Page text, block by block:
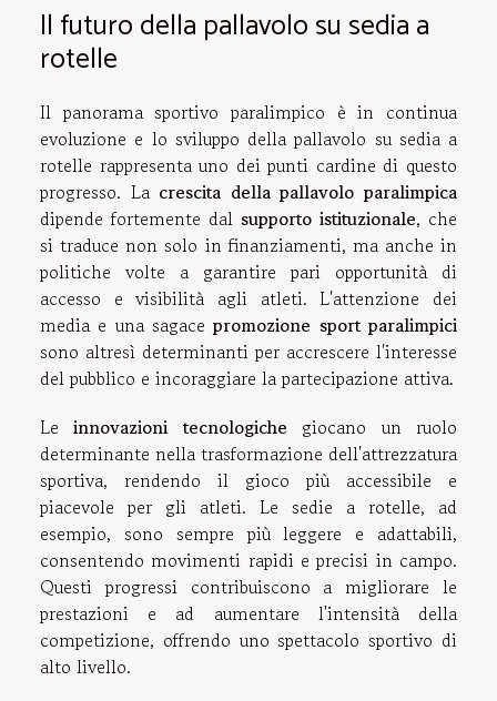
Il futuro della pallavolo su sedia a
rotelle
Il panorama sportivo paralimpico è in continua
evoluzione e lo sviluppo della pallavolo su sedia a
rotelle rappresenta uno dei punti cardine di questo
progresso. La crescita della pallavolo paralimpica
dipende fortemente dal supporto istituzionale, che
si traduce non solo in finanziamenti, ma anche in
politiche volte a garantire pari opportunità di
accesso e visibilità agli atleti. L'attenzione dei
media e una sagacepromozione sport paralimpici
sono altresì determinanti per accrescere l'interesse
del pubblico e incoraggiare la partecipazione attiva.
Leinnovazioni tecnologiche giocano un ruolo
determinante nella trasformazione dell'attrezzatura
sportiva, rendendo il gioco più accessibile e
piacevole per gli atleti. Le sedie a rotelle, ad
esempio, sono sempre più leggere e adattabili,
consentendo movimenti rapidi e precisi in campo.
Questi progressi contribuiscono a migliorare le
prestazioni e ad aumentare l'intensità della
competizione, offrendo uno spettacolo sportivo di
alto livello.